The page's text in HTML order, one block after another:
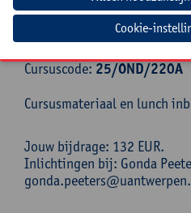
Cursuscode: 25/OND/220A
Cursusmateriaal en lunch
Jouw bijdrage: 132 EUR.
Inlichtingen bij: Gonda
Cookie-